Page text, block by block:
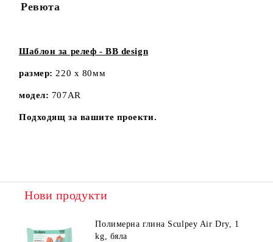
Ревюта
Шаблон за релеф - BB design
размер: 220 х 80мм
модел: 707AR
Подходящ за вашите проекти.
Нови продукти
Полимерна глина Sculpey Air Dry, 1
kg, бяла